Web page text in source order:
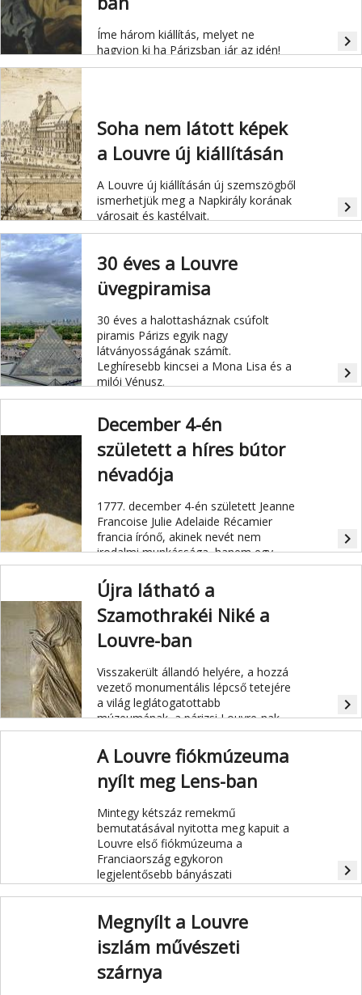
Íme három kiállítás, melyet ne
hagyjon ki ha Párizsban jár az idén!
navigate_next
Soha nem látott képek
a Louvre új kiállításán
A Louvre új kiállításán új szemszögből
ismerhetjük meg a Napkirály korának
városait és kastélyait.
navigate_next
30 éves a Louvre
üvegpiramisa
30 éves a halottasháznak csúfolt
piramis Párizs egyik nagy
látványosságának számít.
Leghíresebb kincsei a Mona Lisa és a
milói Vénusz.
navigate_next
December 4-én
született a híres bútor
névadója
1777. december 4-én született Jeanne
Francoise Julie Adelaide Récamier
francia írónő, akinek nevét nem
irodalmi munkássága, hanem egy
róla elnevezett jellegzetes kárpitozott
heverőtípus őrizte meg.
navigate_next
Újra látható a
Szamothrakéi Niké a
Louvre-ban
Visszakerült állandó helyére, a hozzá
vezető monumentális lépcső tetejére
a világ leglátogatottabb
múzeumának, a párizsi Louvre-nak
egyik fő látványossága, a
Szamothrakéi Niké.
navigate_next
A Louvre fiókmúzeuma
nyílt meg Lens-ban
Mintegy kétszáz remekmű
bemutatásával nyitotta meg kapuit a
Louvre első fiókmúzeuma a
Franciaország egykoron
legjelentősebb bányászati
navigate_next
Megnyílt a Louvre
iszlám művészeti
szárnya